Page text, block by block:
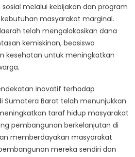
melalui kebijakan dan program
masyarakat marginal.
telah mengalokasikan dana
kemiskinan, beasiswa
kesehatan untuk meningkatkan
inovatif terhadap
Sumatera Barat telah menunjukkan
taraf hidup masyarakat
pembangunan berkelanjutan di
memberdayakan masyarakat
mereka sendiri dan